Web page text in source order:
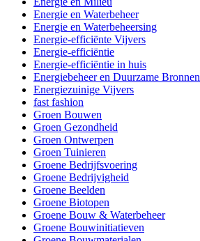
Energie en Waterbeheer
Energie en Waterbeheersing
Energie-efficiënte Vijvers
Energie-efficiëntie
Energie-efficiëntie in huis
Energiebeheer en Duurzame Bronnen
Energiezuinige Vijvers
fast fashion
Groen Bouwen
Groen Gezondheid
Groen Ontwerpen
Groen Tuinieren
Groene Bedrijfsvoering
Groene Bedrijvigheid
Groene Beelden
Groene Biotopen
Groene Bouw & Waterbeheer
Groene Bouwinitiatieven